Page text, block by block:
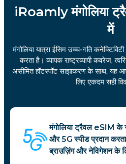
iRoamly मंगोलिया
में
मंगोलिया यात्रा ईसिम उच्च-गति
करता है। व्यापक राष्ट्रव्यापी कवरेज,
असीमित हॉटस्पॉट साझाकरण के साथ, यह
लिए एकदम सही
मंगोलिया ट्रैवल eSIM
और 5G स्पीड प्रदान
ब्राउज़िंग और नेविगेशन के